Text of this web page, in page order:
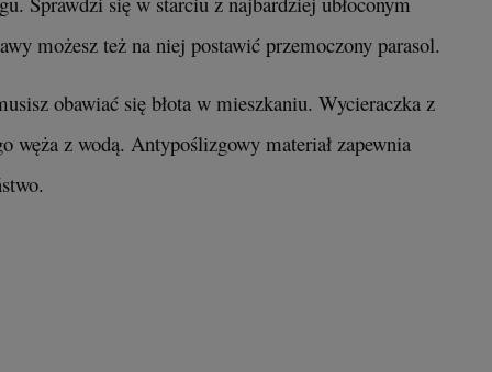
możesz też na niej postawić przemoczony parasol.
obawiać się błota w mieszkaniu. Wycieraczka z
węża z wodą. Antypoślizgowy materiał zapewnia